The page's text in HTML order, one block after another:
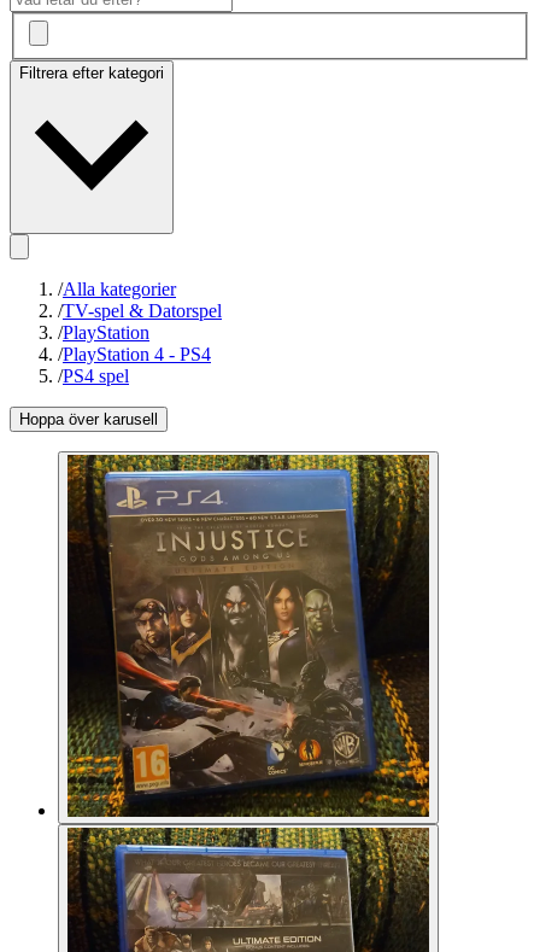
Filtrera efter kategori
/Alla kategorier
/TV-spel & Datorspel
/PlayStation
/PlayStation 4 - PS4
/PS4 spel
Hoppa över karusell